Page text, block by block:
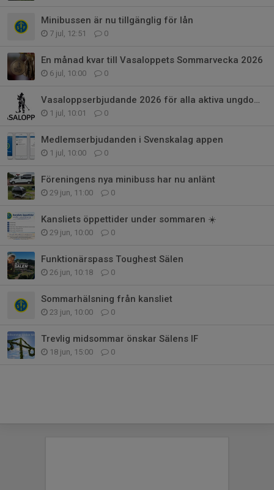
Minibussen är nu tillgänglig för lån
7 jul, 12:51 0
En månad kvar till Vasaloppets Sommarvecka 2026
6 jul, 10:00 0
Vasaloppserbjudande 2026 för alla aktiva ungdomar och ledare i Sälens IF
1 jul, 10:01 0
Medlemserbjudanden i Svenskalag appen
1 jul, 10:00 0
Föreningens nya minibuss har nu anlänt
29 jun, 11:00 0
Kansliets öppettider under sommaren ☀️
29 jun, 10:00 0
Funktionärspass Toughest Sälen
26 jun, 10:18 0
Sommarhälsning från kansliet
23 jun, 10:00 0
Trevlig midsommar önskar Sälens IF
18 jun, 15:00 0